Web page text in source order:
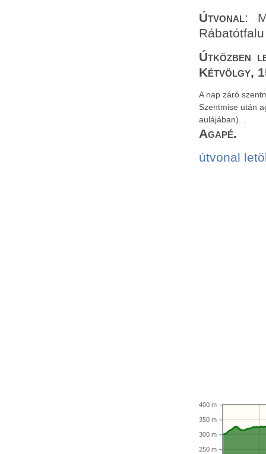
Útvonal:
Útközben
Kétvölgy,
A nap záró
Szentmise után
aulájában). .
Agapé.
útvonal
250 m
300 m
350 m
400 m